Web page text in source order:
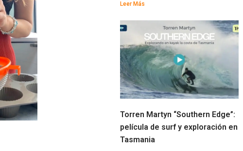
Leer Más
Torren Martyn “Southern Edge”:
película de surf y exploración en
Tasmania